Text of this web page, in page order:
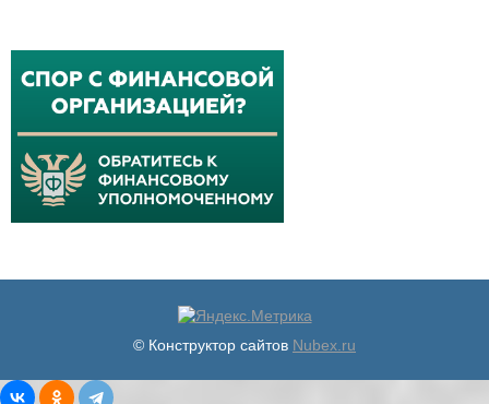
© Конструктор сайтов Nubex.ru